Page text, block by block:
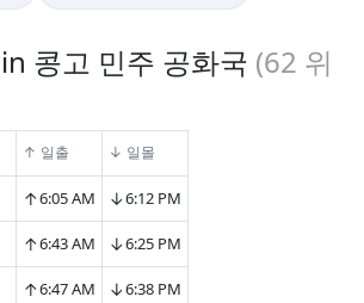
콩고 민주 공화국 (62 위
↑ 일출 ↓ 일몰
↑6:05 AM ↓6:12 PM
↑6:43 AM ↓6:25 PM
↑6:47 AM ↓6:38 PM